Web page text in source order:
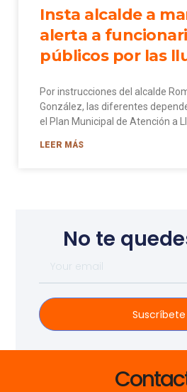
Insta alcalde a
alerta a
públicos por las
Por instrucciones del alcalde
González, las diferentes
el Plan Municipal de Atención a
LEER MÁS
No te
Suscríbete